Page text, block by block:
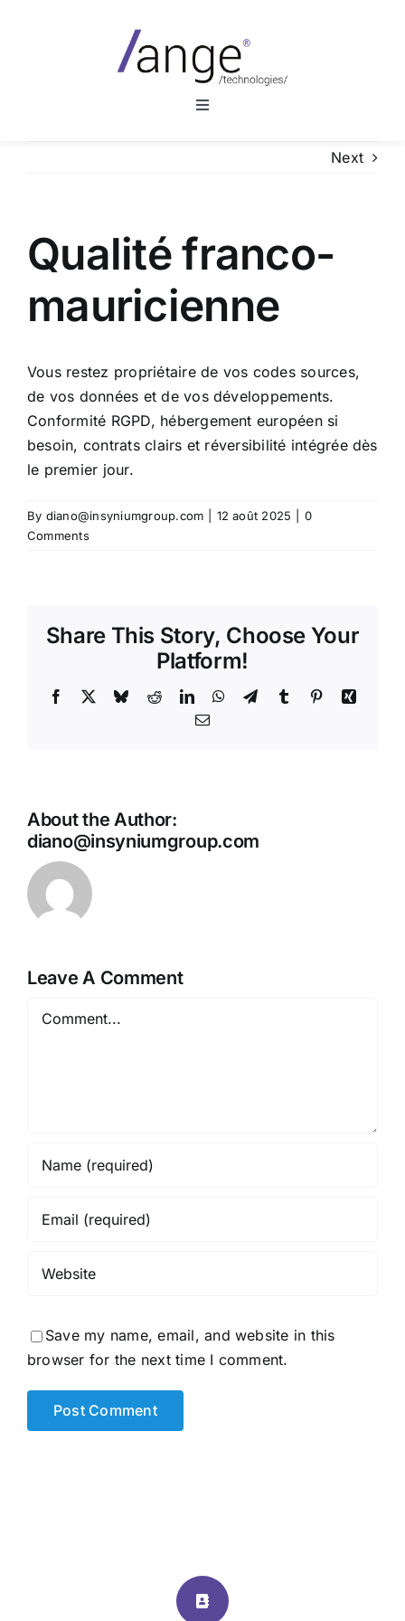
Toggle
Services
Besoins Externes
Contact
Next
Qualité franco-
mauricienne
Vous restez propriétaire de vos codes sources,
de vos données et de vos développements.
Conformité RGPD, hébergement européen si
besoin, contrats clairs et réversibilité intégrée dès
le premier jour.
By diano@insyniumgroup.com 12 août 2025
0
Comments
Share This Story, Choose Your
Platform!
Facebook BlueskyRedditLinkedInWhatsApp
TelegramTumblr PinterestXing
Email
About the Author:
diano@insyniumgroup.com
Leave A Comment
Save my name, email, and website in this
browser for the next time I comment.